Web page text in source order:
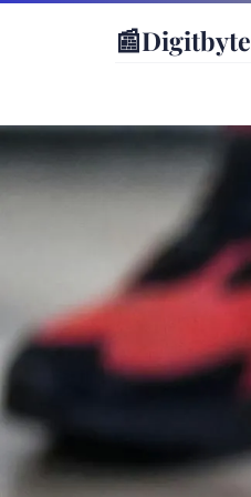
📰Digitbyte